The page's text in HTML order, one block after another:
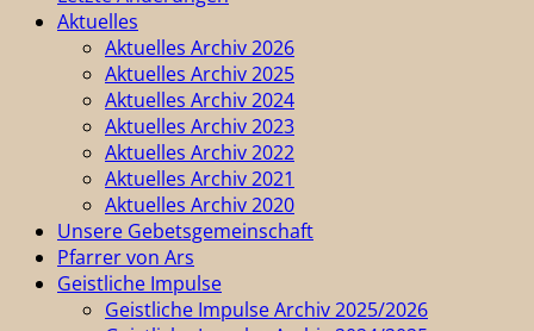
Aktuelles
Aktuelles Archiv 2026
Aktuelles Archiv 2025
Aktuelles Archiv 2024
Aktuelles Archiv 2023
Aktuelles Archiv 2022
Aktuelles Archiv 2021
Aktuelles Archiv 2020
Unsere Gebetsgemeinschaft
Pfarrer von Ars
Geistliche Impulse
Geistliche Impulse Archiv 2025/2026